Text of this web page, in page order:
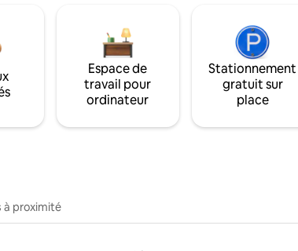
Espace de
travail pour
ordinateur
Stationnement
gratuit sur
place
à proximité